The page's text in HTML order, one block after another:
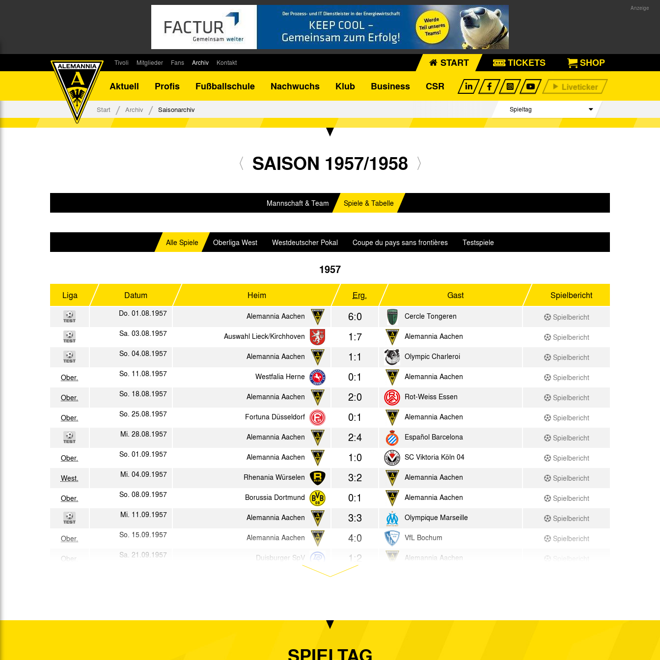
Tivoli
Stadionsprecher
Stadiongaststätte Klömpchensklub
Verbotene Symbolik am Tivoli
Mitglieder
Kontakt
Fans
Fanbeirat
Fan-Klubs
Archiv
Bilanz DFB-Pokal
Kontakt START TICKETS
SHOP
Aktuell
Profis Fußballschule Nachwuchs Klub Business CSR
Start Archiv Saisonarchiv
Spieltag
Begegnungen
SAISON 1957/1958
Mannschaft & Team Spiele & Tabelle
Alle Spiele Oberliga West Westdeutscher Pokal Coupe du pays sans frontières Testspiele
1957
Liga Datum Heim Erg. Gast Spielbericht
Do. 01.08.1957 Alemannia Aachen 6:0 Cercle Tongeren
Spielbericht
Sa. 03.08.1957
Auswahl Lieck/Kirchhoven 1:7 Alemannia Aachen
Spielbericht
So. 04.08.1957
Alemannia Aachen 1:1 Olympic Charleroi Spielbericht
Ober. So. 11.08.1957 Westfalia Herne 0:1 Alemannia Aachen Spielbericht
Ober. So. 18.08.1957 Alemannia Aachen 2:0 Rot-Weiss Essen Spielbericht
Ober. So. 25.08.1957 Fortuna Düsseldorf 0:1 Alemannia Aachen
Spielbericht
Mi. 28.08.1957
Alemannia Aachen 2:4 Español Barcelona Spielbericht
Ober. So. 01.09.1957 Alemannia Aachen 1:0 SC Viktoria Köln 04 Spielbericht
West. Mi. 04.09.1957 Rhenania Würselen 3:2 Alemannia Aachen Spielbericht
Ober. So. 08.09.1957 Borussia Dortmund 0:1 Alemannia Aachen
Spielbericht
Mi. 11.09.1957
Alemannia Aachen 3:3 Olympique Marseille Spielbericht
Ober. So. 15.09.1957 Alemannia Aachen 4:0 VfL Bochum Spielbericht
Ober. Sa. 21.09.1957 Duisburger SpV 1:2 Alemannia Aachen
Ober. 1. FC Köln 4:0 Alemannia Aachen
Spielbericht